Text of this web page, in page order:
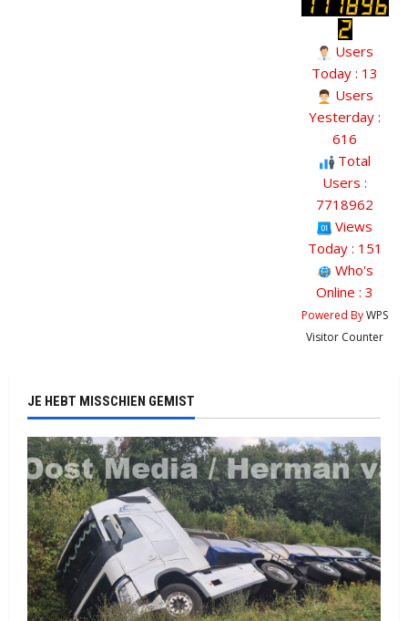
Users
Today : 13
Users
Yesterday :
616
Total
Users :
7718962
Views
Today : 151
Who's
Online : 3
Powered ByWPS
Visitor Counter
JE HEBT MISSCHIEN GEMIST